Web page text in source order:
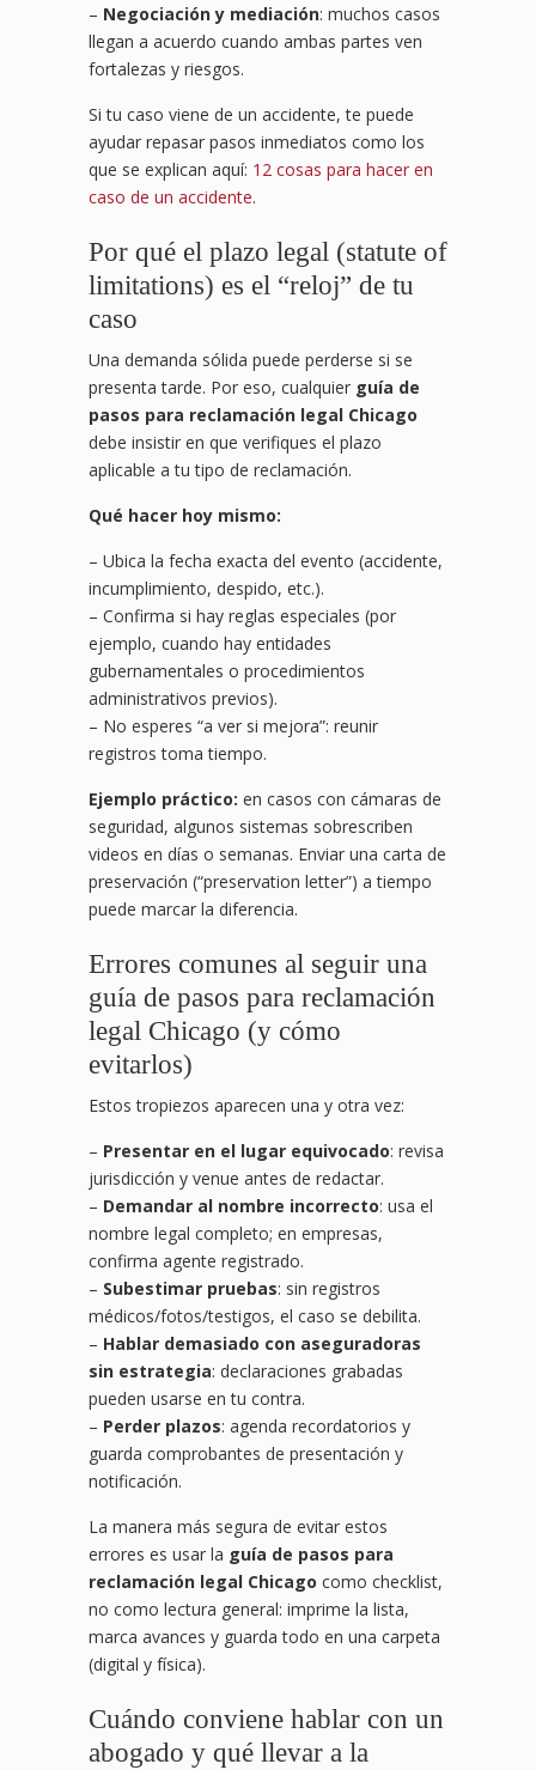
– Negociación y mediación: muchos casos
llegan a acuerdo cuando ambas partes ven
fortalezas y riesgos.
Si tu caso viene de un accidente, te puede
ayudar repasar pasos inmediatos como los
que se explican aquí: 12 cosas para hacer en
caso de un accidente.
Por qué el plazo legal (statute of
limitations) es el “reloj” de tu
caso
Una demanda sólida puede perderse si se
presenta tarde. Por eso, cualquier guía de
pasos para reclamación legal Chicago
debe insistir en que verifiques el plazo
aplicable a tu tipo de reclamación.
Qué hacer hoy mismo:
– Ubica la fecha exacta del evento (accidente,
incumplimiento, despido, etc.).
– Confirma si hay reglas especiales (por
ejemplo, cuando hay entidades
gubernamentales o procedimientos
administrativos previos).
– No esperes “a ver si mejora”: reunir
registros toma tiempo.
Ejemplo práctico: en casos con cámaras de
seguridad, algunos sistemas sobrescriben
videos en días o semanas. Enviar una carta de
preservación (“preservation letter”) a tiempo
puede marcar la diferencia.
Errores comunes al seguir una
guía de pasos para reclamación
legal Chicago (y cómo
evitarlos)
Estos tropiezos aparecen una y otra vez:
– Presentar en el lugar equivocado: revisa
jurisdicción y venue antes de redactar.
– Demandar al nombre incorrecto: usa el
nombre legal completo; en empresas,
confirma agente registrado.
– Subestimar pruebas: sin registros
médicos/fotos/testigos, el caso se debilita.
– Hablar demasiado con aseguradoras
sin estrategia: declaraciones grabadas
pueden usarse en tu contra.
– Perder plazos: agenda recordatorios y
guarda comprobantes de presentación y
notificación.
La manera más segura de evitar estos
errores es usar la guía de pasos para
reclamación legal Chicago como checklist,
no como lectura general: imprime la lista,
marca avances y guarda todo en una carpeta
(digital y física).
Cuándo conviene hablar con un
abogado y qué llevar a la